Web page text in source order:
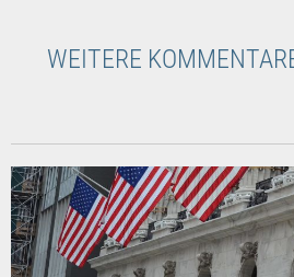
WEITERE